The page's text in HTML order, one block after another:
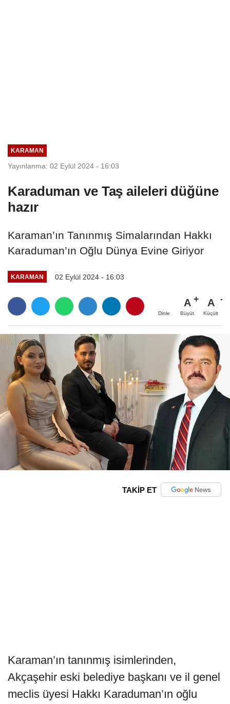
KARAMAN
Yayınlanma: 02 Eylül 2024 - 16:03
Karaduman ve Taş aileleri düğüne
hazır
Karaman’ın Tanınmış Simalarından Hakkı
Karaduman’ın Oğlu Dünya Evine Giriyor
KARAMAN 02 Eylül 2024 - 16:03
Dinle
A
Büyüt
A
Küçült
TAKİP ET
Karaman’ın tanınmış isimlerinden,
Akçaşehir eski belediye başkanı ve il genel
meclis üyesi Hakkı Karaduman’ın oğlu